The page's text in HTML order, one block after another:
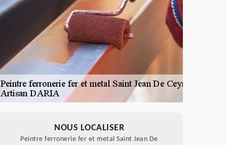
NOUS LOCALISER
Peintre ferronerie fer et metal Saint Jean De